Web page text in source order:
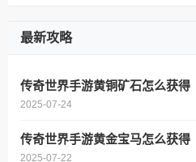
最新攻略
传奇世界手游黄铜矿石怎么获得
2025-07-24
传奇世界手游黄金宝马怎么获得
2025-07-22